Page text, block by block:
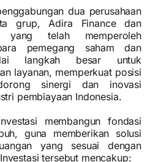
dua perusahaan
grup, Adira Finance dan
yang telah memperoleh
pemegang saham dan
langkah besar untuk
layanan, memperkuat posisi
sinergi dan inovasi
pembiayaan Indonesia.
membangun fondasi
guna memberikan solusi
yang sesuai dengan
tersebut mencakup: